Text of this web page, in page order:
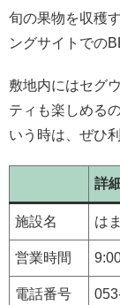
旬の果物を収穫
ングサイトでの
敷地内にはセグ
ティも楽しめる
いう時は、ぜひ
詳細
施設名 は
営業時間
電話番号